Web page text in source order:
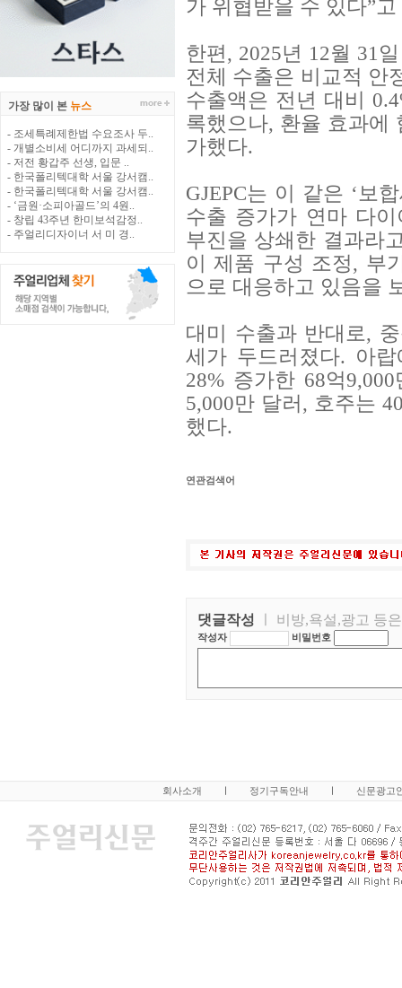
가장 많이 본 뉴스
- 조세특례제한법 수요조사 두..
- 개별소비세 어디까지 과세되..
- 저전 황갑주 선생, 입문 ..
- 한국폴리텍대학 서울 강서캠..
- 한국폴리텍대학 서울 강서캠..
- ‘금원·소피아골드’의 4원..
- 창립 43주년 한미보석감정..
- 주얼리디자이너 서 미 경..
가 위협받을 수 있다”
한편, 2025년 12월 31
전체 수출은 비교적 안
수출액은 전년 대비
록했으나, 환율 효과에
가했다.
GJEPC는 이 같은 ‘보
수출 증가가 연마 다
부진을 상쇄한 결과라
이 제품 구성 조정, 부
으로 대응하고 있음을
대미 수출과 반대로,
세가 두드러졌다. 아
28% 증가한 68억
5,000만 달러, 호주는
했다.
연관검색어
댓글작성 ㅣ 비방,욕설,광고 등
작성자 비밀번호
회사소개 ㅣ 정기구독안내 ㅣ 신문광고